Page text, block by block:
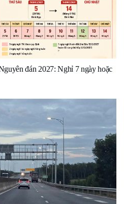
đán 2027: Nghỉ 7 ngày hoặc